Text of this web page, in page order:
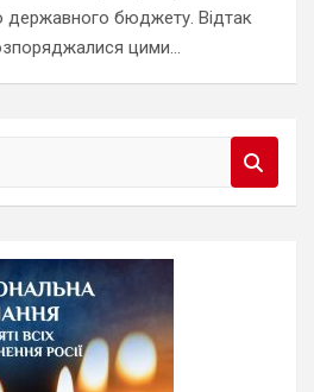
бюджету. Відтак
цими…